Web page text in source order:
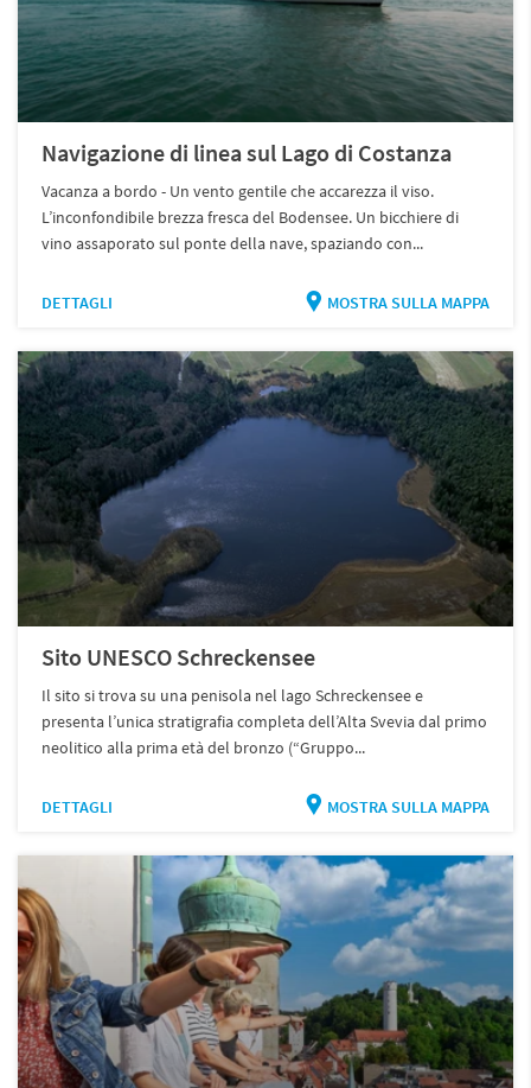
Navigazione di linea sul Lago di Costanza
Vacanza a bordo - Un vento gentile che accarezza il viso.
L’inconfondibile brezza fresca del Bodensee. Un bicchiere di
vino assaporato sul ponte della nave, spaziando con...
DETTAGLI MOSTRA SULLA MAPPA
Sito UNESCO Schreckensee
Il sito si trova su una penisola nel lago Schreckensee e
presenta l’unica stratigrafia completa dell’Alta Svevia dal primo
neolitico alla prima età del bronzo (“Gruppo...
DETTAGLI MOSTRA SULLA MAPPA